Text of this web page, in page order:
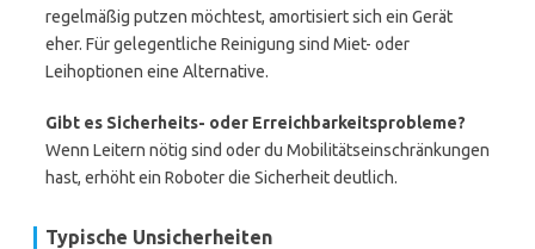
regelmäßig putzen möchtest, amortisiert sich ein Gerät
eher. Für gelegentliche Reinigung sind Miet- oder
Leihoptionen eine Alternative.
Gibt es Sicherheits- oder Erreichbarkeitsprobleme?
Wenn Leitern nötig sind oder du Mobilitätseinschränkungen
hast, erhöht ein Roboter die Sicherheit deutlich.
Typische Unsicherheiten